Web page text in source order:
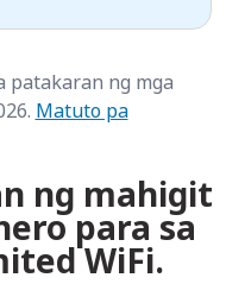
patakaran ng mga
Matuto pa
ng mahigit
para sa
WiFi.